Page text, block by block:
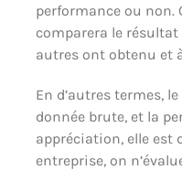
performance ou non.
comparera le résultat
autres ont obtenu et
En d’autres termes,
donnée brute, et la
appréciation, elle est
entreprise, on